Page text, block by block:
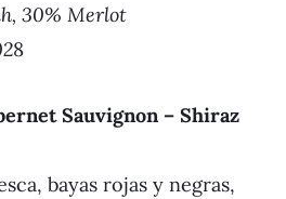
30% Merlot
8
Sauvignon – Shiraz
bayas rojas y negras,